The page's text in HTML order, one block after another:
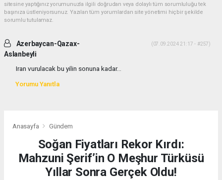
sitesine yaptığınız yorumunuzla ilgili doğrudan veya dolaylı tüm sorumluluğu tek
başınıza üstleniyorsunuz. Yazılan tüm yorumlardan site yönetimi hiçbir şekilde
sorumlu tutulamaz.
Azerbaycan-Qazax-
Aslanbeyli
(07.09.2024 21:17 - #257)
Iran vurulacak bu yilin sonuna kadar...
Yorumu Yanıtla
Anasayfa Gündem
Soğan Fiyatları Rekor Kırdı:
Mahzuni Şerif’in O Meşhur Türküsü
Yıllar Sonra Gerçek Oldu!